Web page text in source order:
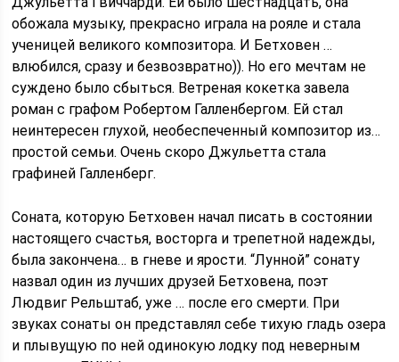
обожала музыку, прекрасно играла на рояле и стала
ученицей великого композитора. И Бетховен …
влюбился, сразу и безвозвратно)). Но его мечтам не
суждено было сбыться. Ветреная кокетка завела
роман с графом Робертом Галленбергом. Ей стал
неинтересен глухой, необеспеченный композитор из…
простой семьи. Очень скоро Джульетта стала
графиней Галленберг.
Соната, которую Бетховен начал писать в состоянии
настоящего счастья, восторга и трепетной надежды,
была закончена… в гневе и ярости. “Лунной” сонату
назвал один из лучших друзей Бетховена, поэт
Людвиг Рельштаб, уже … после его смерти. При
звуках сонаты он представлял себе тихую гладь озера
и плывущую по ней одинокую лодку под неверным